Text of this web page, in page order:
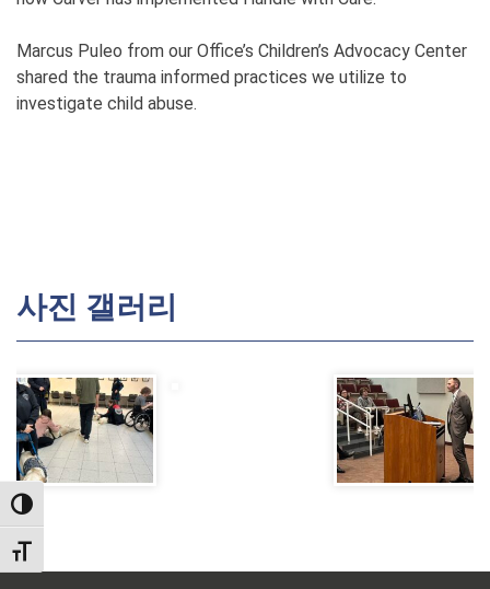
TOGGLE HIGH CONTRAST
TOGGLE FONT SIZE
Marcus Puleo from our Office’s Children’s Advocacy Center
shared the trauma informed practices we utilize to
investigate child abuse.
사진 갤러리